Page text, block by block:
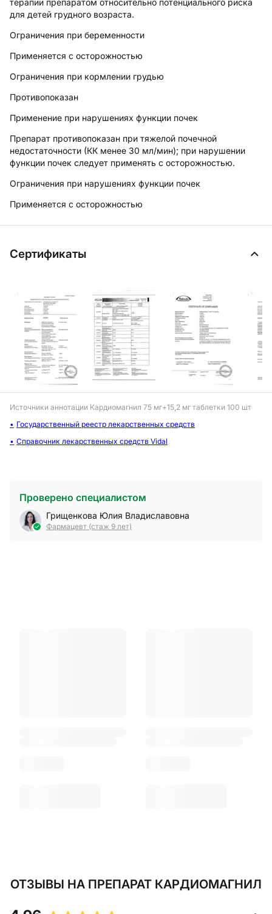
терапии препаратом относительно потенциального риска
для детей грудного возраста.
Ограничения при беременности
Применяется с осторожностью
Ограничения при кормлении грудью
Противопоказан
Применение при нарушениях функции почек
Препарат противопоказан при тяжелой почечной
недостаточности (КК менее 30 мл/мин); при нарушении
функции почек следует применять с осторожностью.
Ограничения при нарушениях функции почек
Применяется с осторожностью
Сертификаты
Источники аннотации Кардиомагнил 75 мг+15,2 мг таблетки 100 шт
Государственный реестр лекарственных средств
Справочник лекарственных средств Vidal
Проверено специалистом
Грищенкова Юлия Владиславовна
Фармацевт (стаж 9 лет)
ОТЗЫВЫ НА ПРЕПАРАТ КАРДИОМАГНИЛ